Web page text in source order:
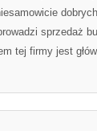
sprzedaż
tej firmy jest